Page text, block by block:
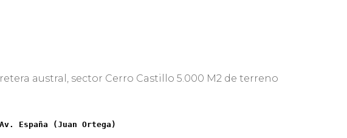
austral, sector Cerro Castillo 5.000 M2 de terreno
España (Juan Ortega)